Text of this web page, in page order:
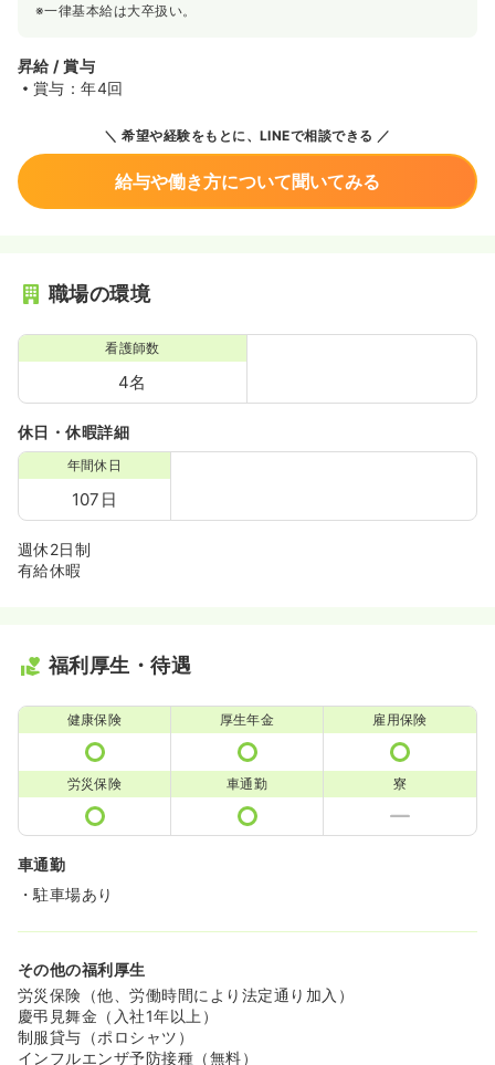
※一律基本給は大卒扱い。
昇給 / 賞与
賞与：年4回
希望や経験をもとに、LINEで相談できる
給与や働き方について聞いてみる
職場の環境
看護師数
4名
休日・休暇詳細
年間休日
107日
週休2日制
有給休暇
福利厚生・待遇
健康保険 厚生年金 雇用保険
労災保険 車通勤 寮
車通勤
・駐車場あり
その他の福利厚生
労災保険（他、労働時間により法定通り加入）
慶弔見舞金（入社1年以上）
制服貸与（ポロシャツ）
インフルエンザ予防接種（無料）